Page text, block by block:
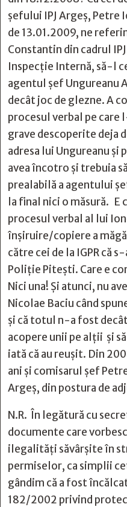
șefului IPJ Argeș, Petre
de 13.01.2009, ne
Constantin din cadrul
Inspecție Internă, să-l
agentul șef Ungureanu
decât joc de glezne. A
procesul verbal pe
grave descoperite deja
adresa lui Ungureanu și
avea încotro și trebuia
prealabilă a agentului
la final nici o măsură.
procesul verbal al lui
înșiruire/copiere a
către cei de la IGPR că
Poliție Pitești. Care e
Nici una! Și atunci, nu
Nicolae Baciu când
și că totul n-a fost decât
acopere unii pe alții și
iată că au reușit. Din
ani și comisarul șef
Argeș, din postura de
N.R. În legătură cu
documente care
ilegalități săvârșite în
permiselor, ca simplii
gândim că a fost
182/2002 privind